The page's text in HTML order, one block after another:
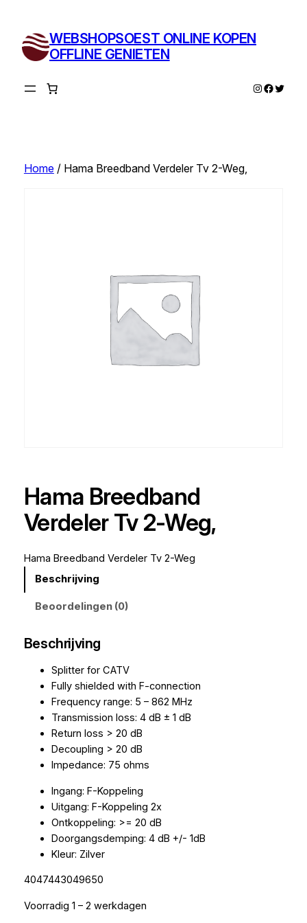
inhoud
WEBSHOPSOEST ONLINE KOPEN
OFFLINE GENIETEN
Instagram
Twitter
Home/ Hama Breedband Verdeler Tv 2-Weg,
Hama Breedband
Verdeler Tv 2-Weg,
Hama Breedband Verdeler Tv 2-Weg
Beschrijving
Beoordelingen (0)
Beschrijving
Splitter for CATV
Fully shielded with F-connection
Frequency range: 5 – 862 MHz
Transmission loss: 4 dB ± 1 dB
Return loss > 20 dB
Decoupling > 20 dB
Impedance: 75 ohms
Ingang: F-Koppeling
Uitgang: F-Koppeling 2x
Ontkoppeling: >= 20 dB
Doorgangsdemping: 4 dB +/- 1dB
Kleur: Zilver
4047443049650
Voorradig 1 – 2 werkdagen